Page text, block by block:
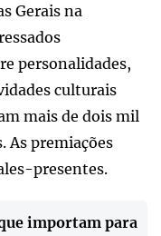
Gerais na
personalidades,
culturais
mais de dois mil
As premiações
presentes.
importam para